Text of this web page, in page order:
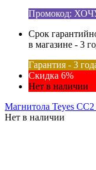
Промокод:
Срок
в магазине - 3
Гарантия - 3
Скидка 6%
Нет в наличии
Магнитола Teyes
Нет в наличии